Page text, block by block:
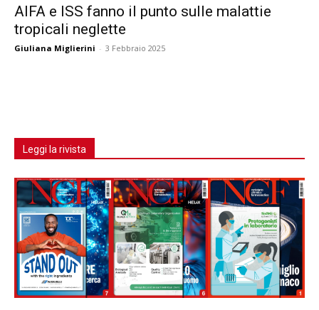
AIFA e ISS fanno il punto sulle malattie
tropicali neglette
Giuliana Miglierini - 3 Febbraio 2025
Leggi la rivista